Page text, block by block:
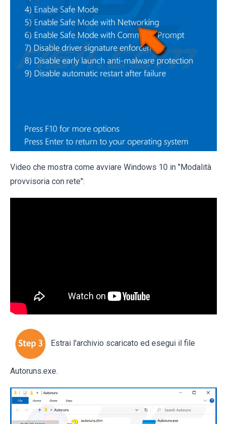
Video che mostra come avviare Windows 10 in "Modalità
provvisoria con rete":
Estrai l'archivio scaricato ed esegui il file
Autoruns.exe.